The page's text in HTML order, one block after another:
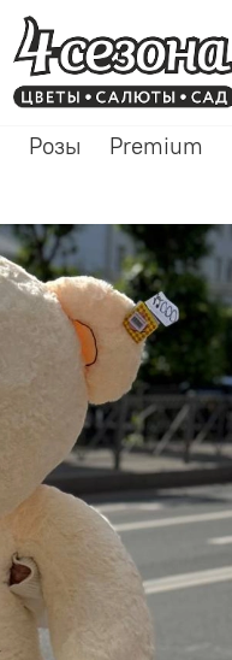
Розы Premium